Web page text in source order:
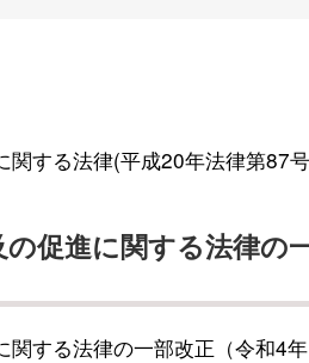
する法律(平成20年法律第87
促進に関する法律の
関する法律の一部改正（令和4